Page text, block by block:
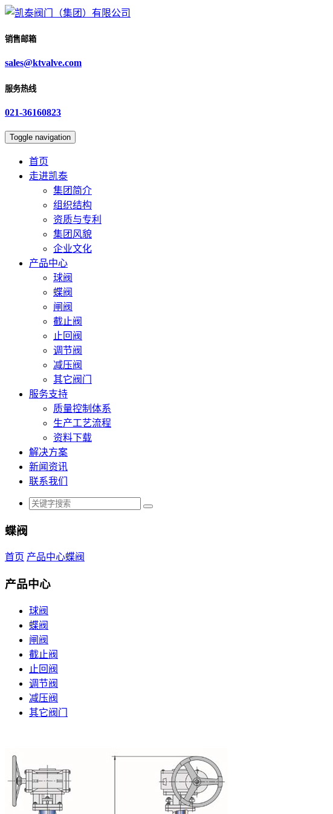
销售邮箱
sales@ktvalve.com
服务热线
021-36160823
Toggle navigation
首页
走进凯泰
集团简介
组织结构
资质与专利
集团风貌
企业文化
产品中心
球阀
蝶阀
闸阀
截止阀
止回阀
调节阀
减压阀
其它阀门
服务支持
质量控制体系
生产工艺流程
资料下载
解决方案
新闻资讯
联系我们
蝶阀
首页 产品中心蝶阀
产品中心
球阀
蝶阀
闸阀
截止阀
止回阀
调节阀
减压阀
其它阀门